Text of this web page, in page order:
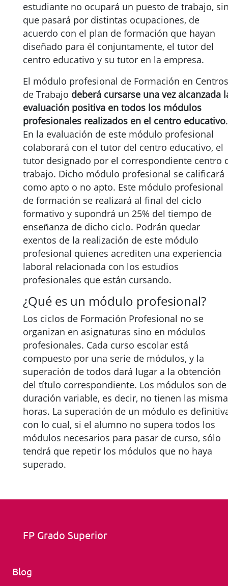
estudiante no ocupará un puesto de trabajo,
que pasará por distintas ocupaciones, de
acuerdo con el plan de formación que hayan
diseñado para él conjuntamente, el tutor del
centro educativo y su tutor en la empresa.
El módulo profesional de Formación en Centros
de Trabajo deberá cursarse una vez alcanzada
evaluación positiva en todos los módulos
profesionales realizados en el centro educativo.
En la evaluación de este módulo profesional
colaborará con el tutor del centro educativo, el
tutor designado por el correspondiente centro
trabajo. Dicho módulo profesional se calificará
como apto o no apto. Este módulo profesional
de formación se realizará al final del ciclo
formativo y supondrá un 25% del tiempo de
enseñanza de dicho ciclo. Podrán quedar
exentos de la realización de este módulo
profesional quienes acrediten una experiencia
laboral relacionada con los estudios
profesionales que están cursando.
¿Qué es un módulo profesional?
Los ciclos de Formación Profesional no se
organizan en asignaturas sino en módulos
profesionales. Cada curso escolar está
compuesto por una serie de módulos, y la
superación de todos dará lugar a la obtención
del título correspondiente. Los módulos son de
duración variable, es decir, no tienen las
horas. La superación de un módulo es
con lo cual, si el alumno no supera todos los
módulos necesarios para pasar de curso, sólo
tendrá que repetir los módulos que no haya
superado.
FP Grado Superior
Blog